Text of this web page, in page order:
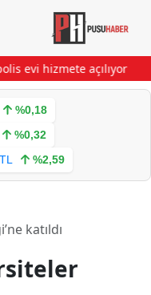
evi hizmete açılıyor
%0,18
%0,32
%2,59
katıldı